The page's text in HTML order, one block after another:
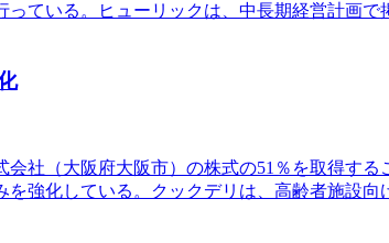
ている。ヒューリックは、中長期経営計画
社（大阪府大阪市）の株式の51％を取得す
強化している。クックデリは、高齢者施設